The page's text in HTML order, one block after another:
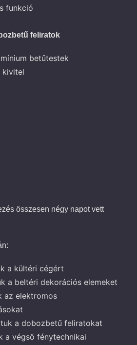
funkció
feliratok
betűtestek
összesen négy napot vett
a kültéri cégért
a beltéri dekorációs elemeket
az elektromos
a dobozbetű feliratokat
a végső fénytechnikai